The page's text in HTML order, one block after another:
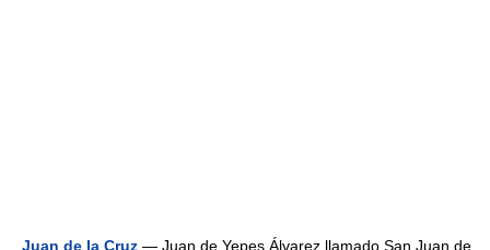
Juan de la Cruz — Juan de Yepes Álvarez llamado San Juan de